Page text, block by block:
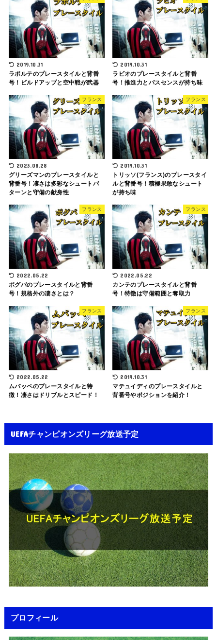
2019.10.31
ラポルテのプレースタイルと背番
号！ビルドアップと空中戦が武器
2019.10.31
ラビオのプレースタイルと背番
号！推進力とパスセンスが持ち味
フランス
2023.08.28
グリーズマンのプレースタイルと
背番号！凄さは多彩なシュートパ
ターンと守備の献身性
フランス
2019.10.31
トリッソ(フランス)のプレースタイ
ルと背番号！積極果敢なシュート
が持ち味
フランス
2022.05.22
ポグバのプレースタイルと背番
号！規格外の凄さとは？
フランス
2022.05.22
カンテのプレースタイルと背番
号！特徴は守備範囲と奪取力
フランス
2022.05.22
ムバッペのプレースタイルと特
徴！凄さはドリブルとスピード！
フランス
2019.10.31
マテュイディのプレースタイルと
背番号やポジションを紹介！
UEFAチャンピオンズリーグ放送予定
プロフィール